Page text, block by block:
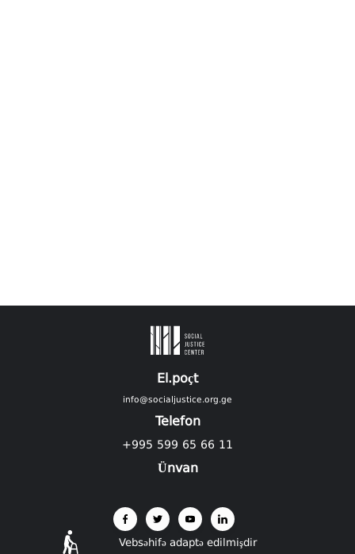
El.poçt
info@socialjustice.org.ge
Telefon
+995 599 65 66 11
Ünvan
Vebsəhifə adaptə edilmişdir